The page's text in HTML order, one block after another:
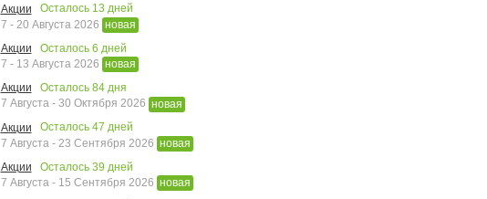
Акции
Осталось 13 дней
7 - 20 Августа 2026 новая
Акции
Осталось 6 дней
7 - 13 Августа 2026 новая
Акции
Осталось 84дня
7 Августа - 30 Октября 2026 новая
Акции
Осталось 47 дней
7 Августа - 23 Сентября 2026 новая
Акции
Осталось 39 дней
7 Августа - 15 Сентября 2026 новая